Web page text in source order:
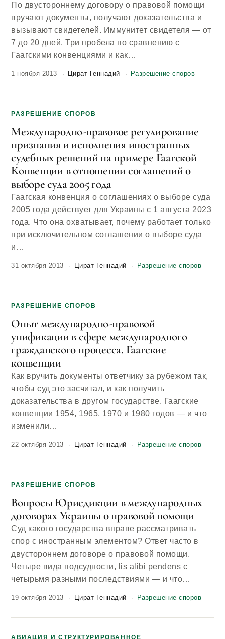
По двустороннему договору о правовой помощи
вручают документы, получают доказательства и
вызывают свидетелей. Иммунитет свидетеля — от
7 до 20 дней. Три пробела по сравнению с
Гаагскими конвенциями и как…
1 ноября 2013 Цират Геннадий Разрешение споров
РАЗРЕШЕНИЕ СПОРОВ
Международно-правовое регулирование
признания и исполнения иностранных
судебных решений на примере Гаагской
Конвенции в отношении соглашений о
выборе суда 2005 года
Гаагская конвенция о соглашениях о выборе суда
2005 года действует для Украины с 1 августа 2023
года. Что она охватывает, почему работает только
при исключительном соглашении о выборе суда
и…
31 октября 2013 Цират Геннадий Разрешение споров
РАЗРЕШЕНИЕ СПОРОВ
Опыт международно-правовой
унификации в сфере международного
гражданского процесса. Гаагские
конвенции
Как вручить документы ответчику за рубежом так,
чтобы суд это засчитал, и как получить
доказательства в другом государстве. Гаагские
конвенции 1954, 1965, 1970 и 1980 годов — и что
изменили…
22 октября 2013 Цират Геннадий Разрешение споров
РАЗРЕШЕНИЕ СПОРОВ
Вопросы Юрисдикции в международных
договорах Украины о правовой помощи
Суд какого государства вправе рассматривать
спор с иностранным элементом? Ответ часто в
двустороннем договоре о правовой помощи.
Четыре вида подсудности, lis alibi pendens с
четырьмя разными последствиями — и что…
19 октября 2013 Цират Геннадий Разрешение споров
АВИАЦИЯ И СТРУКТУРИРОВАННОЕ